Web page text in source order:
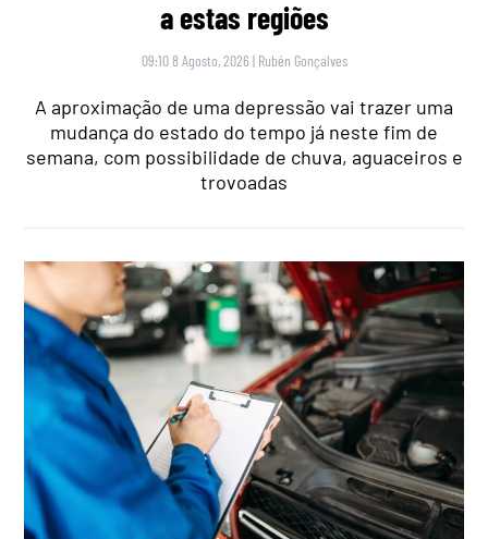
a estas regiões
09:10 8 Agosto, 2026 | Rubén Gonçalves
A aproximação de uma depressão vai trazer uma
mudança do estado do tempo já neste fim de
semana, com possibilidade de chuva, aguaceiros e
trovoadas